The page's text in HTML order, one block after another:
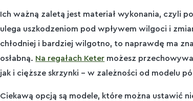
Ich ważną zaletą jest materiał wykonania, czyli
ulega uszkodzeniom pod wpływem wilgoci i
chłodniej i bardziej wilgotno, to naprawdę ma
osłabną. Na regałach Keter możesz
jak i cięższe skrzynki – w zależności od modelu
Ciekawą opcją są modele, które można ustawić